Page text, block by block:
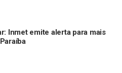
Inmet emite alerta para mais